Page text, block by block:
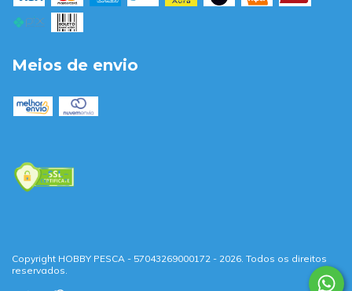
Meios de envio
Copyright HOBBY PESCA - 57043269000172 - 2026. Todos os direitos
reservados.